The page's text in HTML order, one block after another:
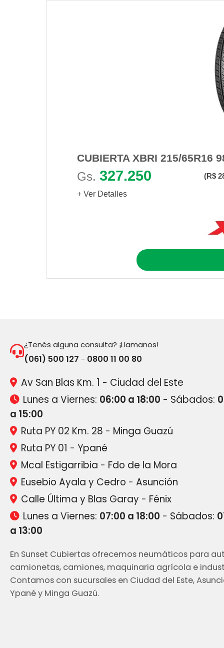
CUBIERTA XBRI 215/65R16
Gs. 327.250 (R$
+ Ver Detalles
¿Tenés alguna consulta? ¡Llamanos!
(061) 500 127 - 0800 11 00 80
Av San Blas Km. 1 - Ciudad del Este
Lunes a Viernes: 06:00 a 18:00 - Sábados:
a 15:00
Ruta PY 02 Km. 28 - Minga Guazú
Ruta PY 01 - Ypané
Mcal Estigarribia - Fdo de la Mora
Eusebio Ayala y Cedro - Asunción
Calle Última y Blas Garay - Fénix
Lunes a Viernes: 07:00 a 18:00 - Sábados:
a 13:00
En Sunset Cubiertas ofrecemos neumáticos para
camionetas, camiones, maquinaria agrícola e
Contamos con sucursales en Ciudad del Este,
Ypané y Minga Guazú.